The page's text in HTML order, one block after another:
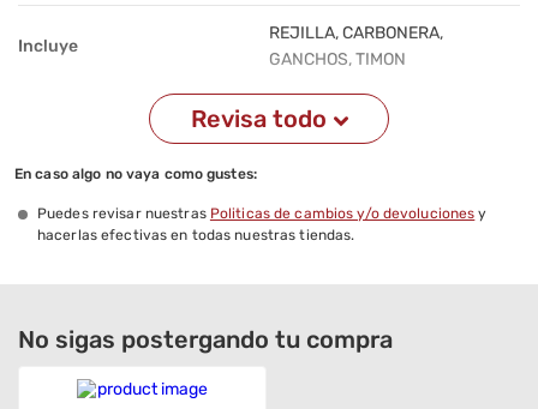
Incluye
REJILLA, CARBONERA,
GANCHOS, TIMON
Incluye tapa de cubierta No
Altura de la rejilla de cocción
Rejillas de cocción
cenizas
Revisa todo
En caso algo no vaya como gustes:
Puedes revisar nuestras Politicas de cambios y/o devoluciones y
hacerlas efectivas en todas nuestras tiendas.
No sigas postergando tu compra